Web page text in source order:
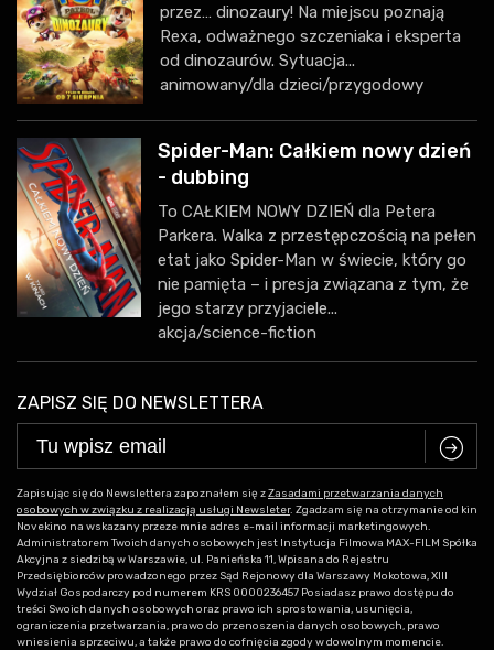
przez… dinozaury! Na miejscu poznają
Rexa, odważnego szczeniaka i eksperta
od dinozaurów. Sytuacja...
animowany/dla dzieci/przygodowy
Spider-Man: Całkiem nowy dzień
- dubbing
To CAŁKIEM NOWY DZIEŃ dla Petera
Parkera. Walka z przestępczością na pełen
etat jako Spider-Man w świecie, który go
nie pamięta – i presja związana z tym, że
jego starzy przyjaciele...
akcja/science-fiction
ZAPISZ SIĘ DO NEWSLETTERA
C
Zapisując się do Newslettera zapoznałem się zZasadami przetwarzania danych
osobowych w związku z realizacją usługi Newsleter. Zgadzam się na otrzymanie od kin
Novekino na wskazany przeze mnie adres e-mail informacji marketingowych.
Administratorem Twoich danych osobowych jest Instytucja Filmowa MAX-FILM Spółka
Akcyjna z siedzibą w Warszawie, ul. Panieńska 11, Wpisana do Rejestru
Przedsiębiorców prowadzonego przez Sąd Rejonowy dla Warszawy Mokotowa, XIII
Wydział Gospodarczy pod numerem KRS 0000236457 Posiadasz prawo dostępu do
treści Swoich danych osobowych oraz prawo ich sprostowania, usunięcia,
ograniczenia przetwarzania, prawo do przenoszenia danych osobowych, prawo
wniesienia sprzeciwu, a także prawo do cofnięcia zgody w dowolnym momencie.